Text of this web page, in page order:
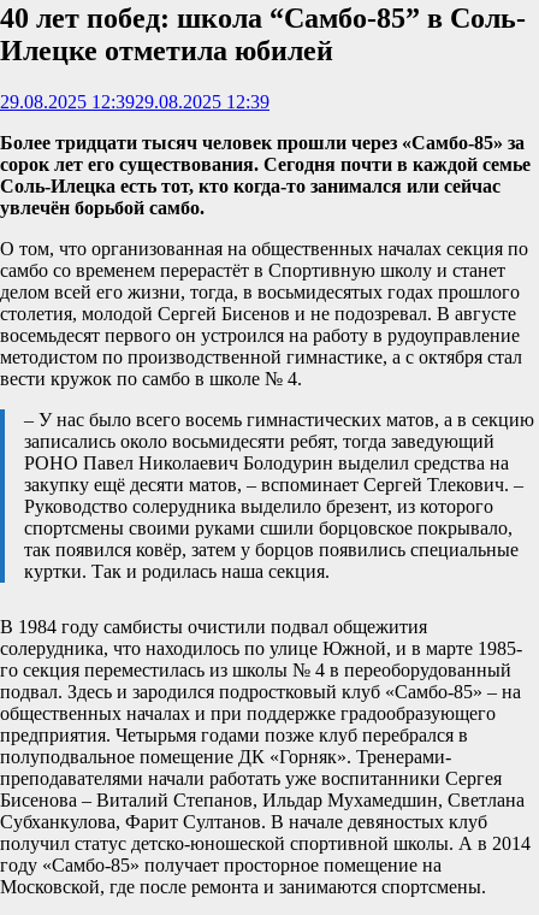
40 лет побед: школа “Самбо-85” в Соль-
Илецке отметила юбилей
29.08.2025 12:3929.08.2025 12:39
Более тридцати тысяч человек прошли через «Самбо-85» за
сорок лет его существования. Сегодня почти в каждой семье
Соль-Илецка есть тот, кто когда-то занимался или сейчас
увлечён борьбой самбо.
О том, что организованная на общественных началах секция по
самбо со временем перерастёт в Спортивную школу и станет
делом всей его жизни, тогда, в восьмидесятых годах прошлого
столетия, молодой Сергей Бисенов и не подозревал. В августе
восемьдесят первого он устроился на работу в рудоуправление
методистом по производственной гимнастике, а с октября стал
вести кружок по самбо в школе № 4.
– У нас было всего восемь гимнастических матов, а в секцию
записались около восьмидесяти ребят, тогда заведующий
РОНО Павел Николаевич Болодурин выделил средства на
закупку ещё десяти матов, – вспоминает Сергей Тлекович. –
Руководство солерудника выделило брезент, из которого
спортсмены своими руками сшили борцовское покрывало,
так появился ковёр, затем у борцов появились специальные
куртки. Так и родилась наша секция.
В 1984 году самбисты очистили подвал общежития
солерудника, что находилось по улице Южной, и в марте 1985-
го секция переместилась из школы № 4 в переоборудованный
подвал. Здесь и зародился подростковый клуб «Самбо-85» – на
общественных началах и при поддержке градообразующего
предприятия. Четырьмя годами позже клуб перебрался в
полуподвальное помещение ДК «Горняк». Тренерами-
преподавателями начали работать уже воспитанники Сергея
Бисенова – Виталий Степанов, Ильдар Мухамедшин, Светлана
Субханкулова, Фарит Султанов. В начале девяностых клуб
получил статус детско-юношеской спортивной школы. А в 2014
году «Самбо-85» получает просторное помещение на
Московской, где после ремонта и занимаются спортсмены.